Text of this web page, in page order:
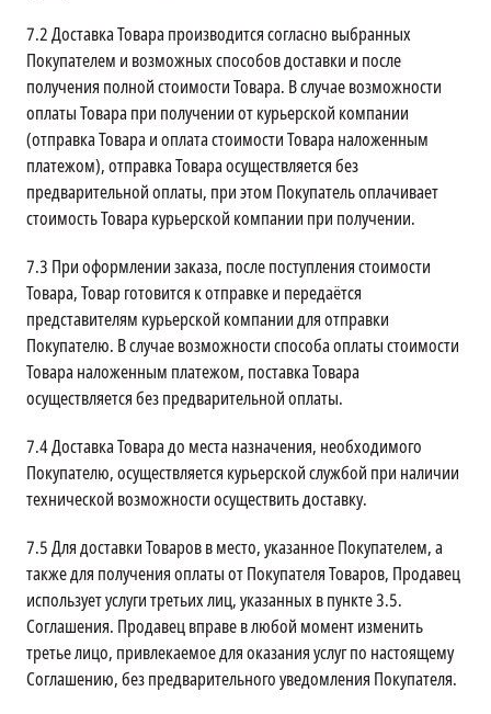
7.2Доставка Товара производится согласно выбранных
Покупателем и возможных способов доставки и после
получения полной стоимости Товара. В случае возможности
оплаты Товара при получении от курьерской компании
(отправка Товара и оплата стоимости Товара наложенным
платежом), отправка Товара осуществляется без
предварительной оплаты, при этом Покупатель оплачивает
стоимость Товара курьерской компании при получении.
7.3 При оформлении заказа, после поступления стоимости
Товара, Товар готовится к отправке и передаётся
представителям курьерской компании для отправки
Покупателю. В случае возможности способа оплаты стоимости
Товара наложенным платежом, поставка Товара
осуществляется без предварительной оплаты.
7.4Доставка Товара до места назначения, необходимого
Покупателю, осуществляется курьерской службой при наличии
технической возможности осуществить доставку.
7.5Для доставки Товаров в место, указанное Покупателем, а
также для получения оплаты от Покупателя Товаров, Продавец
использует услуги третьих лиц, указанных в пункте 3.5.
Соглашения. Продавец вправе в любой момент изменить
третье лицо, привлекаемое для оказания услуг по настоящему
Соглашению, без предварительного уведомления Покупателя.